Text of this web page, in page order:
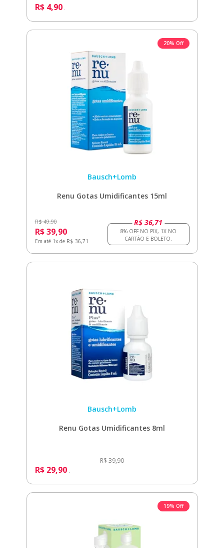
R$ 4,90
20% Off
Bausch+Lomb
Renu Gotas Umidificantes 15ml
R$ 49,90
R$ 39,90
Em até 1x de R$ 36,71
R$ 36,71
Bausch+Lomb
Renu Gotas Umidificantes 8ml
R$ 39,90
R$ 29,90
19% Off